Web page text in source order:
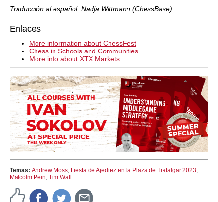
Traducción al español: Nadja Wittmann (ChessBase)
Enlaces
More information about ChessFest
Chess in Schools and Communities
More info about XTX Markets
Temas: Andrew Moss, Fiesta de Ajedrez en la Plaza de Trafalgar 2023,
Malcolm Pein, Tim Wall